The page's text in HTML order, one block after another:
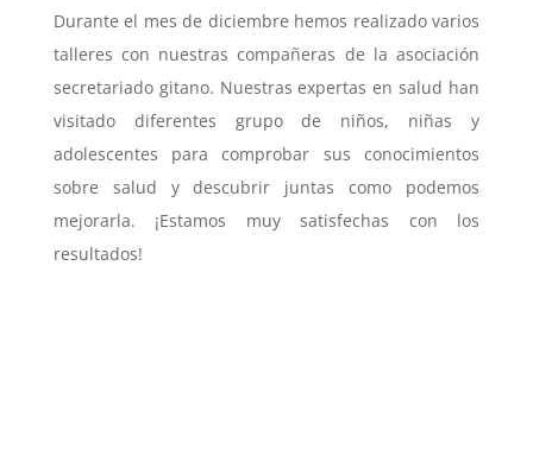
Durante el mes de diciembre hemos realizado varios
talleres con nuestras compañeras de la asociación
secretariado gitano. Nuestras expertas en salud han
visitado diferentes grupo de niños, niñas y
adolescentes para comprobar sus conocimientos
sobre salud y descubrir juntas como podemos
mejorarla. ¡Estamos muy satisfechas con los
resultados!